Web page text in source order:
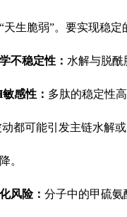
天生脆弱”。要实现稳
不稳定性： 水解与脱酰
感性： 多肽的稳定性
都可能引发主链水解
。
风险： 分子中的甲硫氨